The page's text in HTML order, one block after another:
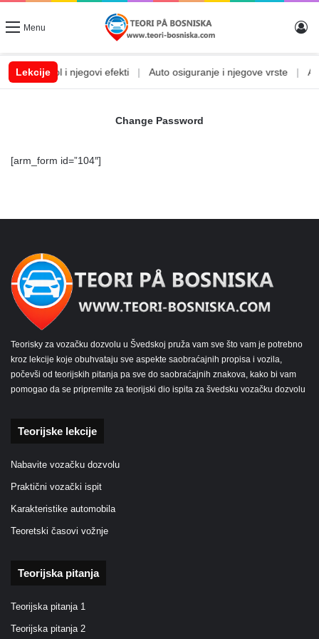
Menu
Lekcije
Alkohol i njegovi efekti Auto osiguranje i njegove vrste
Change Password
[arm_form id=”104″]
Teorisky za vozačku dozvolu u Švedskoj pruža vam sve što vam je potrebno
kroz lekcije koje obuhvataju sve aspekte saobraćajnih propisa i vozila,
počevši od teorijskih pitanja pa sve do saobraćajnih znakova, kako bi vam
pomogao da se pripremite za teorijski dio ispita za švedsku vozačku dozvolu
Teorijske lekcije
Nabavite vozačku dozvolu
Praktični vozački ispit
Karakteristike automobila
Teoretski časovi vožnje
Teorijska pitanja
Teorijska pitanja 1
Teorijska pitanja 2